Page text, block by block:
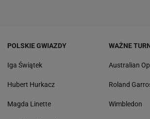
POLSKIE GWIAZDY
Iga Świątek
Hubert Hurkacz
Magda Linette
WAŻNE
Australian
Roland
Wimbledon